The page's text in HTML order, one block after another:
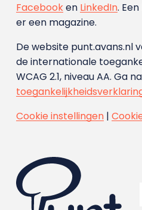
Facebooken LinkedIn.
er een magazine.
De website punt.avans.nl
de internationale
WCAG 2.1, niveau AA. Ga
Cookie instellingen|